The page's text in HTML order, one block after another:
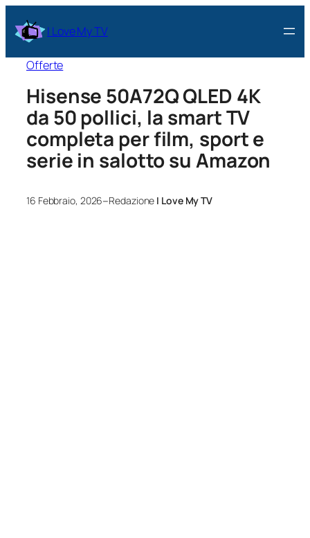
I Love My TV
Offerte
Hisense 50A72Q QLED 4K
da 50 pollici, la smart TV
completa per film, sport e
serie in salotto su Amazon
16 Febbraio, 2026–Redazione I Love My TV